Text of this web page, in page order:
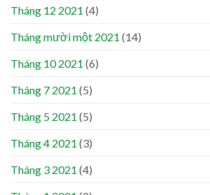
Tháng 12 2021 (4)
Tháng mười một 2021 (14)
Tháng 10 2021 (6)
Tháng 7 2021 (5)
Tháng 5 2021 (5)
Tháng 4 2021 (3)
Tháng 3 2021 (4)